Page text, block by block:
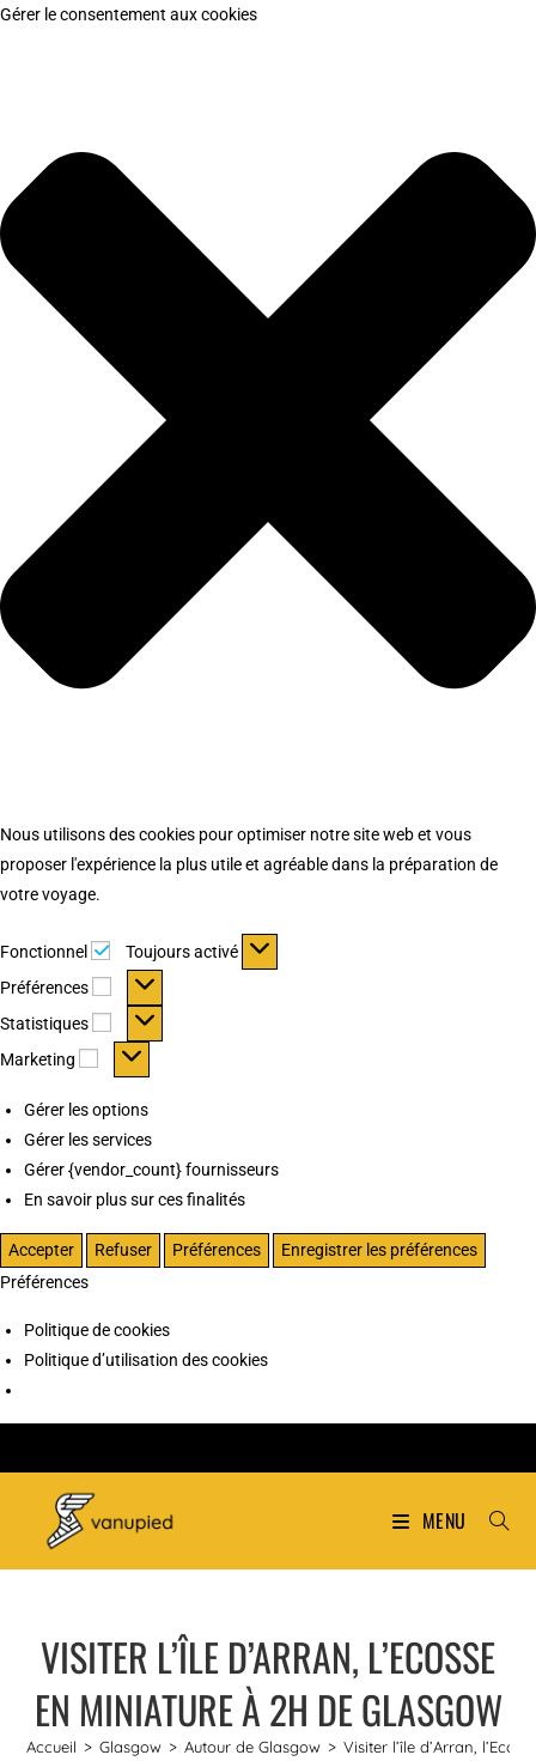
Gérer le consentement aux cookies
Nous utilisons des cookies pour optimiser notre site web et vous
proposer l'expérience la plus utile et agréable dans la préparation de
votre voyage.
Fonctionnel Fonctionnel
Toujours activé
Préférences
Préférences
Statistiques Statistiques
Marketing Marketing
Gérer les options
Gérer les services
Gérer {vendor_count} fournisseurs
En savoir plus sur ces finalités
Accepter Refuser Préférences
Enregistrer les préférences
Préférences
Politique de cookies
Politique d’utilisation des cookies
MENU
VISITER L’ÎLE D’ARRAN, L’ECOSSE
EN MINIATURE À 2H DE GLASGOW
Accueil > Glasgow > Autour de Glasgow > Visiter l’île d’Arran,